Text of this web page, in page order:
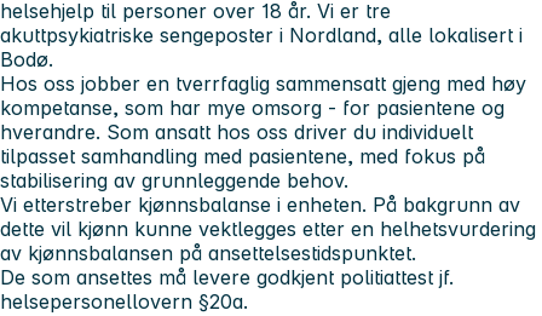
helsehjelp til personer over 18 år. Vi er tre
akuttpsykiatriske sengeposter i Nordland, alle lokalisert i
Bodø.
Hos oss jobber en tverrfaglig sammensatt gjeng med høy
kompetanse, som har mye omsorg - for pasientene og
hverandre. Som ansatt hos oss driver du individuelt
tilpasset samhandling med pasientene, med fokus på
stabilisering av grunnleggende behov.
Vi etterstreber kjønnsbalanse i enheten. På bakgrunn av
dette vil kjønn kunne vektlegges etter en helhetsvurdering
av kjønnsbalansen på ansettelsestidspunktet.
De som ansettes må levere godkjent politiattest jf.
helsepersonellovern §20a.